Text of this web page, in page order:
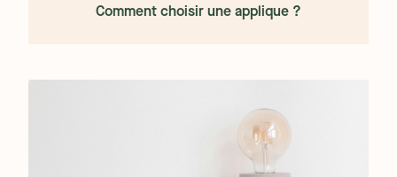
Comment choisir une applique ?